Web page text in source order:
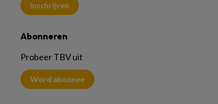
Inschrijven
Abonneren
Probeer TBV uit
Word abonnee